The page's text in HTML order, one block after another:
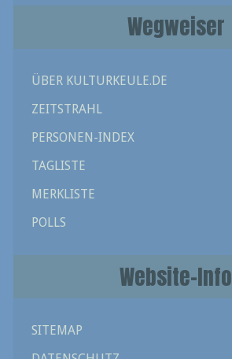
Wegweiser
ÜBER KULTURKEULE.DE
ZEITSTRAHL
PERSONEN-INDEX
TAGLISTE
MERKLISTE
POLLS
Website-Info
SITEMAP